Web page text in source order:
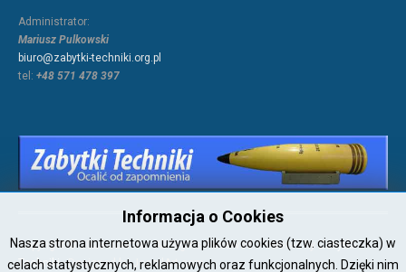
Informacja o Cookies
Nasza strona internetowa używa plików cookies (tzw. ciasteczka) w
celach statystycznych, reklamowych oraz funkcjonalnych. Dzięki nim
Administrator:
Mariusz Pulkowski
biuro@zabytki-techniki.org.pl
tel: +48 571 478 397
Copyright © 2026 Joomla!. All Rights Reserved. Powered byZabytki-
Techniki- Designed by JoomlArt.com.